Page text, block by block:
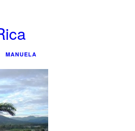
MANUELA